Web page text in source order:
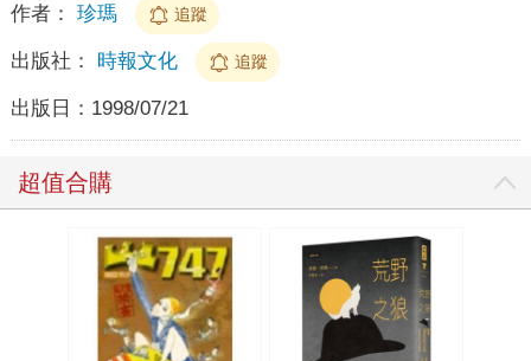
作者： 珍瑪 追蹤
出版社： 時報文化 追蹤
出版日： 1998/07/21
超值合購